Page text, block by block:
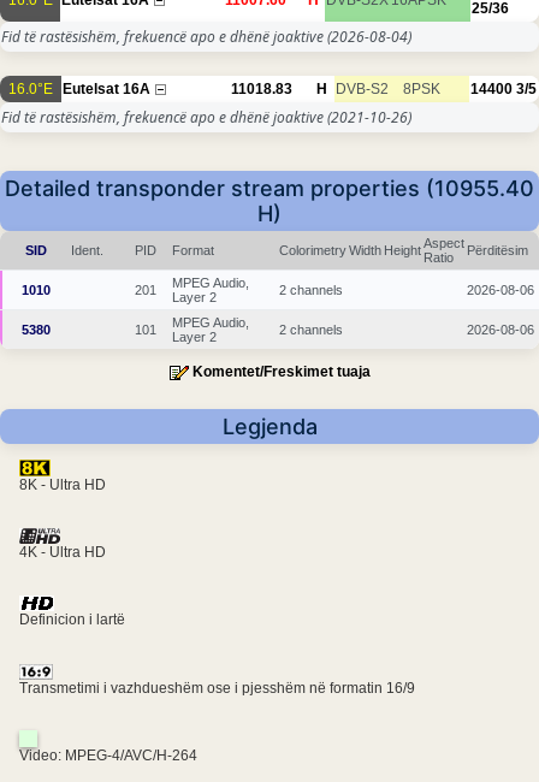
25/36
Fid të rastësishëm, frekuencë apo e dhënë joaktive(2026-08-04)
16.0°E Eutelsat 16A 11018.83 H DVB-S2 8PSK 14400 3/5
Fid të rastësishëm, frekuencë apo e dhënë joaktive(2021-10-26)
Detailed transponder stream properties (10955.40
H)
SID Ident. PID Format ColorimetryWidth HeightAspect
Ratio
Përditësim
1010 201
MPEG Audio,
Layer 2
2 channels 2026-08-06
5380 101
MPEG Audio,
Layer 2
2 channels 2026-08-06
Komentet/Freskimet tuaja
Legjenda
8K - Ultra HD
4K - Ultra HD
Definicion i lartë
Transmetimi i vazhdueshëm ose i pjesshëm në formatin 16/9
Video: MPEG-4/AVC/H-264